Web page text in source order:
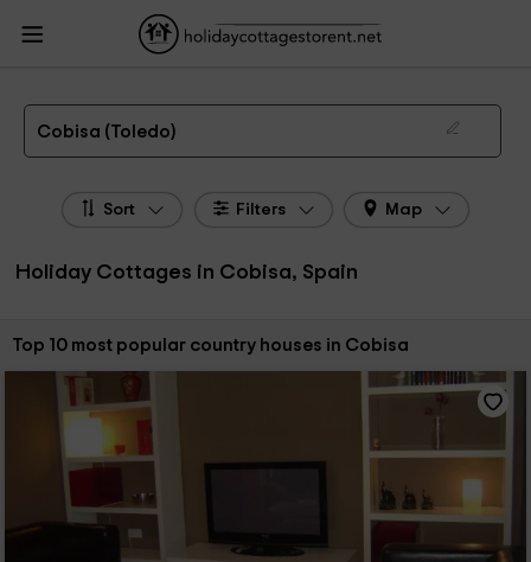
HolidayCottagesToRent.net
La Mancha
Holiday Cottages Toledo
Holiday Cottages Cobisa
The 10 best holiday cottages & country houses in Cobisa in 2026
Cobisa (Toledo)
Sort Filters Map
Holiday Cottages in Cobisa, Spain
Sort by:
Top 10 most popular country houses in Cobisa